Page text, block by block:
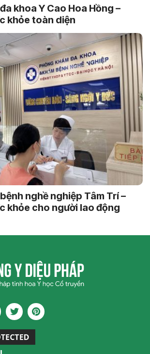
khoa Y Cao Hoa Hồng –
khỏe toàn diện
nghề nghiệp Tâm Trí –
khỏe cho người lao động